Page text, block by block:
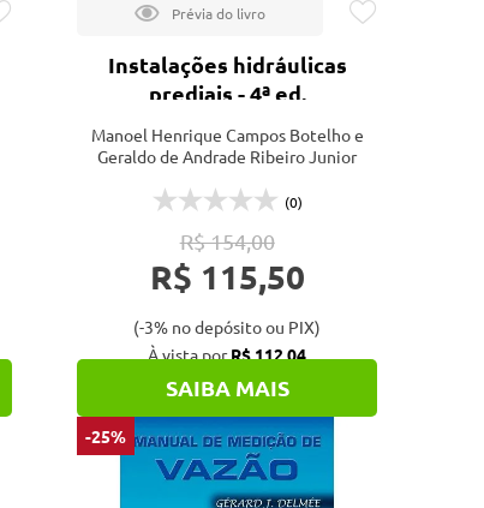
Instalações hidráulicas
prediais - 4ª ed.
Manoel Henrique Campos Botelho e
Geraldo de Andrade Ribeiro Junior
(0)
R$ 154,00
R$ 115,50
(-3% no depósito ou PIX)
À vista porR$ 112,04
SAIBA MAIS
-25%